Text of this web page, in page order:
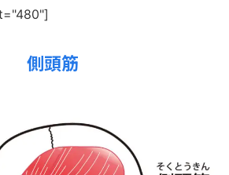
側頭筋